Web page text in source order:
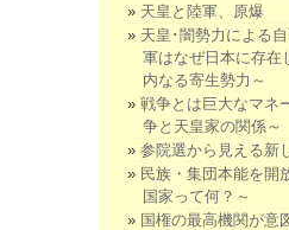
天皇と陸軍、原爆
天皇･闇勢力による
軍はなぜ日本に存在
内なる寄生勢力～
戦争とは巨大なマネ
争と天皇家の関係～
参院選から見える新
民族・集団本能を
国家って何？～
国権の最高機関が意